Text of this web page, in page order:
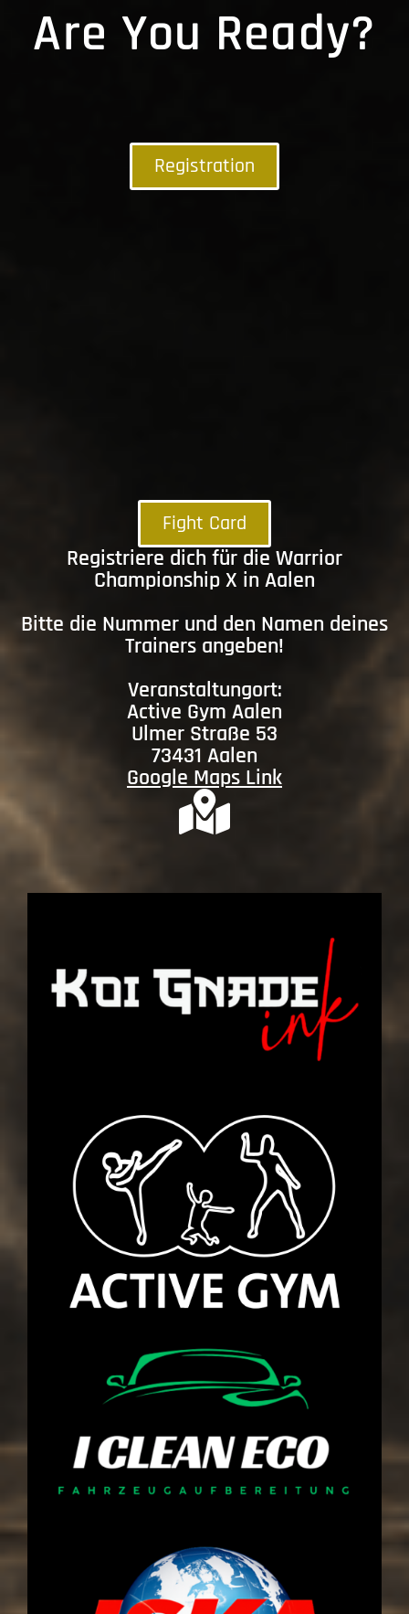
Are You Ready?
Registration
Fight Card
Registriere dich für die Warrior
Championship X in Aalen
Bitte die Nummer und den Namen deines
Trainers angeben!
Veranstaltungort:
Active Gym Aalen
Ulmer Straße 53
73431 Aalen
Google Maps Link